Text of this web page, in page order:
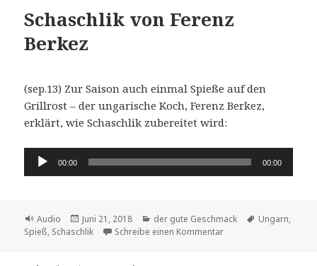
Schaschlik von Ferenz
Berkez
(sep.13) Zur Saison auch einmal Spieße auf den
Grillrost – der ungarische Koch, Ferenz Berkez,
erklärt, wie Schaschlik zubereitet wird:
Audio-
00:00 00:00
Format
Audio
Veröffentlicht
am
Juni 21, 2018 Kategorien
der gute Geschmack Schlagwörter
Ungarn,
Spieß, Schaschlik Schreibe einen Kommentarzu Schaschlik von